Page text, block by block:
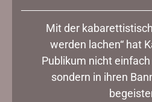
Mit der
werden lachen“ hat
Publikum nicht
sondern in ihren